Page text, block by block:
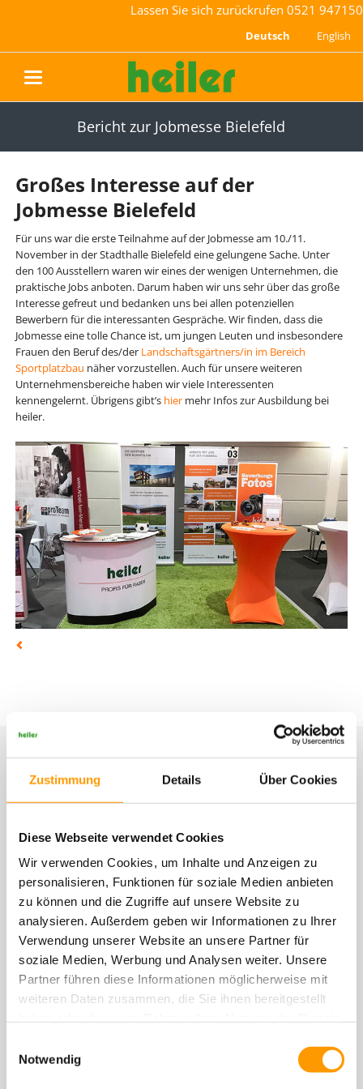
Zustimmung Details Über Cookies
Diese Webseite verwendet Cookies
Wir verwenden Cookies, um Inhalte und Anzeigen zu
personalisieren, Funktionen für soziale Medien anbieten
zu können und die Zugriffe auf unsere Website zu
analysieren. Außerdem geben wir Informationen zu Ihrer
Verwendung unserer Website an unsere Partner für
soziale Medien, Werbung und Analysen weiter. Unsere
Partner führen diese Informationen möglicherweise mit
weiteren Daten zusammen, die Sie ihnen bereitgestellt
Cookies, wenn Sie unsere Webseite weiterhin nutzen.
Notwendig
Lassen Sie sich zurückrufen 0521 947150
Deutsch English
Bericht zur Jobmesse Bielefeld
Großes Interesse auf der
Jobmesse Bielefeld
Für uns war die erste Teilnahme auf der Jobmesse am 10./11.
November in der Stadthalle Bielefeld eine gelungene Sache. Unter
den 100 Ausstellern waren wir eines der wenigen Unternehmen, die
praktische Jobs anboten. Darum haben wir uns sehr über das große
Interesse gefreut und bedanken uns bei allen potenziellen
Bewerbern für die interessanten Gespräche. Wir finden, dass die
Jobmesse eine tolle Chance ist, um jungen Leuten und insbesondere
Frauen den Beruf des/der Landschaftsgärtners/in im Bereich
Sportplatzbau näher vorzustellen. Auch für unsere weiteren
Unternehmensbereiche haben wir viele Interessenten
kennengelernt. Übrigens gibt’s hier mehr Infos zur Ausbildung bei
heiler.
Weitere Nachrichten
14 Jahre mit vollem Einsatz dabei